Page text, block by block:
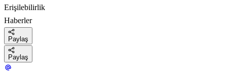
Erişilebilirlik
Haberler
Paylaş
Paylaş